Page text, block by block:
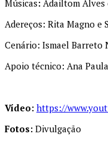
Músicas: Adailtom
Adereços: Rita Magno e
Cenário: Ismael Barreto
Apoio técnico: Ana
Vídeo: https://
Fotos: Divulgação